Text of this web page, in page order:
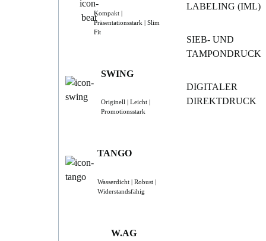
Kompakt |
Präsentationsstark | Slim
Fit
SWING
Originell | Leicht |
Promotionsstark
TANGO
Wasserdicht | Robust |
Widerstandsfähig
W.AG
LABELING (IML)
SIEB- UND
TAMPONDRUCK
DIGITALER
DIREKTDRUCK